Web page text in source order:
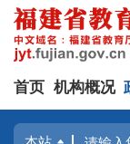
首页 机构概况